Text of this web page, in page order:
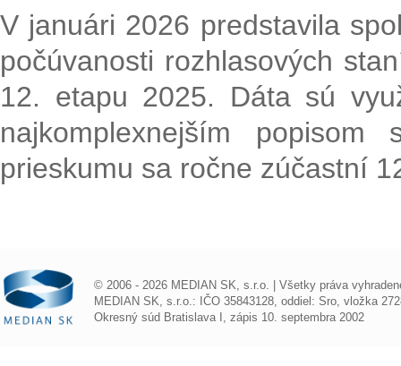
V januári 2026 predstavila
počúvanosti rozhlasových
12. etapu 2025. Dáta sú
najkomplexnejším popisom
prieskumu sa ročne zúčastní
© 2006 - 2026 MEDIAN SK, s.r.o. | Všetky práva
MEDIAN SK, s.r.o.: IČO 35843128, oddiel: Sro, vložka
Okresný súd Bratislava I, zápis 10. septembra 2002